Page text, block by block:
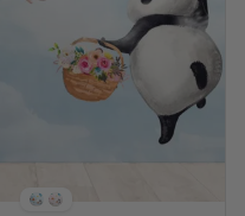
Stil 1Stil 2